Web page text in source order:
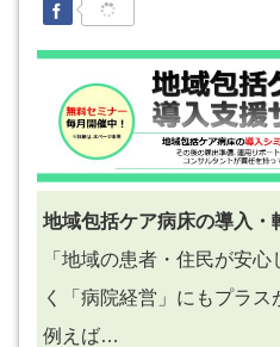
Facebook
地域包括ケア病床の導入・
「地域の患者・住民が安
く「病院経営」にもプラス
例えば…